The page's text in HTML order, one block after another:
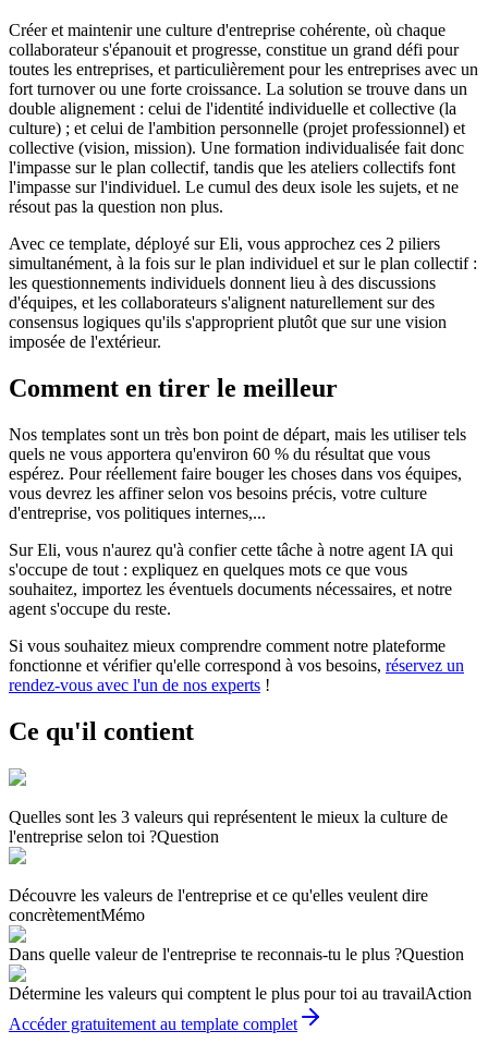
Créer et maintenir une culture d'entreprise cohérente, où chaque
collaborateur s'épanouit et progresse, constitue un grand défi pour
toutes les entreprises, et particulièrement pour les entreprises avec un
fort turnover ou une forte croissance. La solution se trouve dans un
double alignement : celui de l'identité individuelle et collective (la
culture) ; et celui de l'ambition personnelle (projet professionnel) et
collective (vision, mission). Une formation individualisée fait donc
l'impasse sur le plan collectif, tandis que les ateliers collectifs font
l'impasse sur l'individuel. Le cumul des deux isole les sujets, et ne
résout pas la question non plus.
Avec ce template, déployé sur Eli, vous approchez ces 2 piliers
simultanément, à la fois sur le plan individuel et sur le plan collectif :
les questionnements individuels donnent lieu à des discussions
d'équipes, et les collaborateurs s'alignent naturellement sur des
consensus logiques qu'ils s'approprient plutôt que sur une vision
imposée de l'extérieur.
Comment en tirer le meilleur
Nos templates sont un très bon point de départ, mais les utiliser tels
quels ne vous apportera qu'environ 60 % du résultat que vous
espérez. Pour réellement faire bouger les choses dans vos équipes,
vous devrez les affiner selon vos besoins précis, votre culture
d'entreprise, vos politiques internes,...
Sur Eli, vous n'aurez qu'à confier cette tâche à notre agent IA qui
s'occupe de tout : expliquez en quelques mots ce que vous
souhaitez, importez les éventuels documents nécessaires, et notre
agent s'occupe du reste.
Si vous souhaitez mieux comprendre comment notre plateforme
fonctionne et vérifier qu'elle correspond à vos besoins, réservez un
rendez-vous avec l'un de nos experts !
Ce qu'il contient
Quelles sont les 3 valeurs qui représentent le mieux la culture de
l'entreprise selon toi ?Question
Découvre les valeurs de l'entreprise et ce qu'elles veulent dire
concrètementMémo
Dans quelle valeur de l'entreprise te reconnais-tu le plus ?Question
Détermine les valeurs qui comptent le plus pour toi au travailAction
Accéder gratuitement au template complet